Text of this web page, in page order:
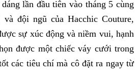
lần đầu tiên vào tháng 5 cùng
đội ngũ của Hacchic Couture,
sự xúc động và niềm vui, hạnh
được một chiếc váy cưới trong
các tiêu chí mà cô đặt ra ngay từ